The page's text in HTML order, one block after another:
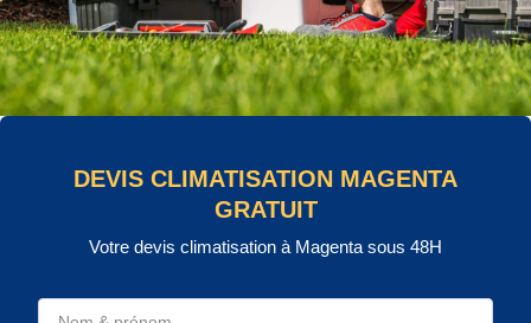
DEVIS CLIMATISATION MAGENTA
GRATUIT
Votre devis climatisation à Magenta sous 48H